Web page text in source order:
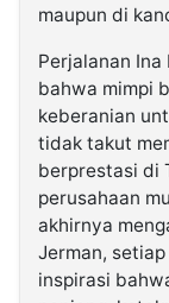
maupun di
Perjalanan
bahwa mimpi
keberanian
tidak takut
berprestasi di
perusahaan
akhirnya
Jerman,
inspirasi